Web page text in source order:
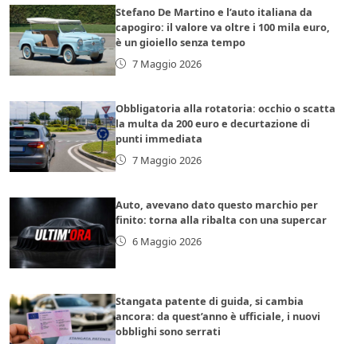
Stefano De Martino e l’auto italiana da
capogiro: il valore va oltre i 100 mila euro,
è un gioiello senza tempo
7 Maggio 2026
Obbligatoria alla rotatoria: occhio o scatta
la multa da 200 euro e decurtazione di
punti immediata
7 Maggio 2026
Auto, avevano dato questo marchio per
finito: torna alla ribalta con una supercar
6 Maggio 2026
Stangata patente di guida, si cambia
ancora: da quest’anno è ufficiale, i nuovi
obblighi sono serrati